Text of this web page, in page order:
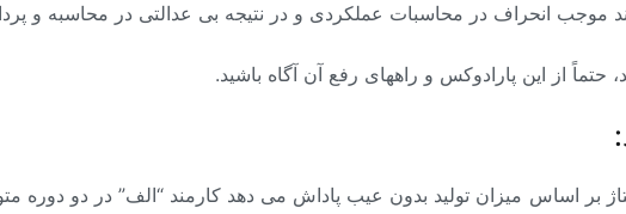
موجب انحراف در محاسبات عملکردی و در نتیجه بی عدالتی در محاسبه و
حتماً از این پارادوکس و راههای رفع آن آگاه باشید.
بر اساس میزان تولید بدون عیب پاداش می دهد کارمند “الف” در دو دوره